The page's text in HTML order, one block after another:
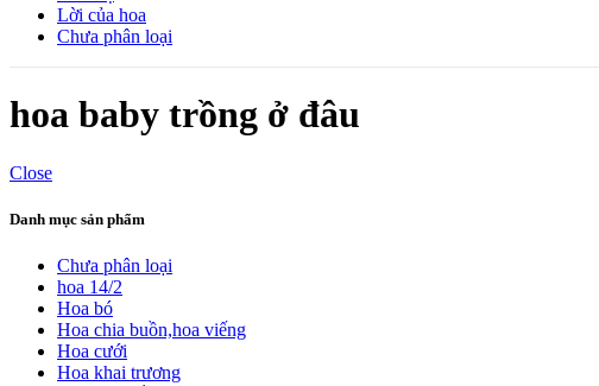
Lời của hoa
Chưa phân loại
hoa baby trồng ở đâu
Close
Danh mục sản phẩm
Chưa phân loại
hoa 14/2
Hoa bó
Hoa chia buồn,hoa viếng
Hoa cưới
Hoa khai trương